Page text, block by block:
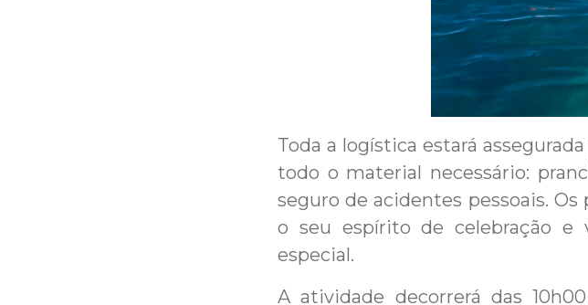
Toda a logística estará
todo o material necessário:
seguro de acidentes pessoais.
o seu espírito de celebração e
especial.
A atividade decorrerá das